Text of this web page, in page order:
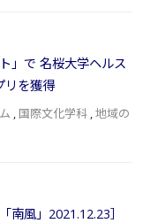
」で 名桜大学ヘルス
リを獲得
, 国際文化学科 ,地域の
南風」2021.12.23］